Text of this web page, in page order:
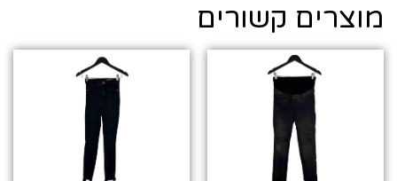
מוצרים קשורים